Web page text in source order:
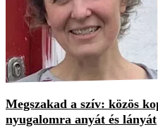
Megszakad a szív: közös
nyugalomra anyát és lányát